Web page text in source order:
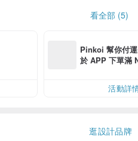
看全部 (5)
Pinkoi 幫你付
於 APP 下單滿
活動詳
逛設計品牌